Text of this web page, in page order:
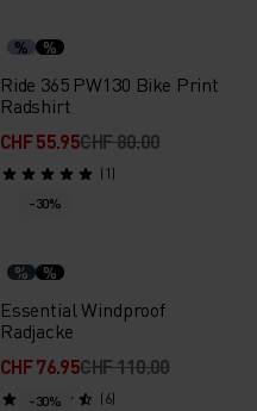
% %
Ride 365 PW130 Bike Print
Radshirt
CHF 55.95CHF 80.00
(1)
-30%
% %
Essential Windproof
Radjacke
CHF 76.95CHF 110.00
(6)
-30%